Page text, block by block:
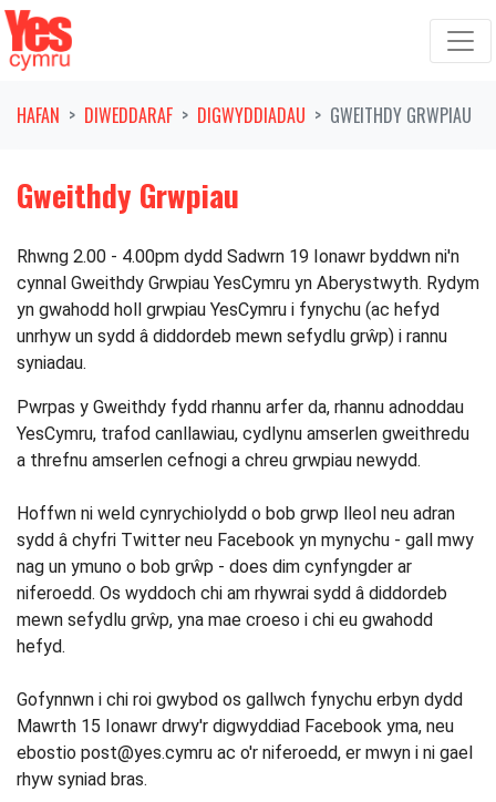
Symud ymlaen o'r llywio
HAFAN DIWEDDARAF DIGWYDDIADAU GWEITHDY GRWPIAU
Gweithdy Grwpiau
Rhwng 2.00 - 4.00pm dydd Sadwrn 19 Ionawr byddwn ni'n
cynnal Gweithdy Grwpiau YesCymru yn Aberystwyth. Rydym
yn gwahodd holl grwpiau YesCymru i fynychu (ac hefyd
unrhyw un sydd â diddordeb mewn sefydlu grŵp) i rannu
syniadau.
Pwrpas y Gweithdy fydd rhannu arfer da, rhannu adnoddau
YesCymru, trafod canllawiau, cydlynu amserlen gweithredu
a threfnu amserlen cefnogi a chreu grwpiau newydd.
Hoffwn ni weld cynrychiolydd o bob grwp lleol neu adran
sydd â chyfri Twitter neu Facebook yn mynychu - gall mwy
nag un ymuno o bob grŵp - does dim cynfyngder ar
niferoedd. Os wyddoch chi am rhywrai sydd â diddordeb
mewn sefydlu grŵp, yna mae croeso i chi eu gwahodd
hefyd.
Gofynnwn i chi roi gwybod os gallwch fynychu erbyn dydd
Mawrth 15 Ionawr drwy'r digwyddiad Facebook yma, neu
ebostio post@yes.cymru ac o'r niferoedd, er mwyn i ni gael
rhyw syniad bras.